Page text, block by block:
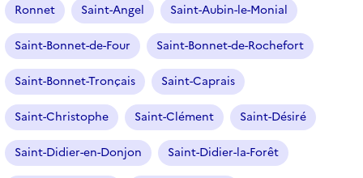
Ronnet Saint-Angel Saint-Aubin-le-Monial
Saint-Bonnet-de-Four Saint-Bonnet-de-Rochefort
Saint-Bonnet-Tronçais Saint-Caprais
Saint-Christophe Saint-Clément Saint-Désiré
Saint-Didier-en-Donjon Saint-Didier-la-Forêt